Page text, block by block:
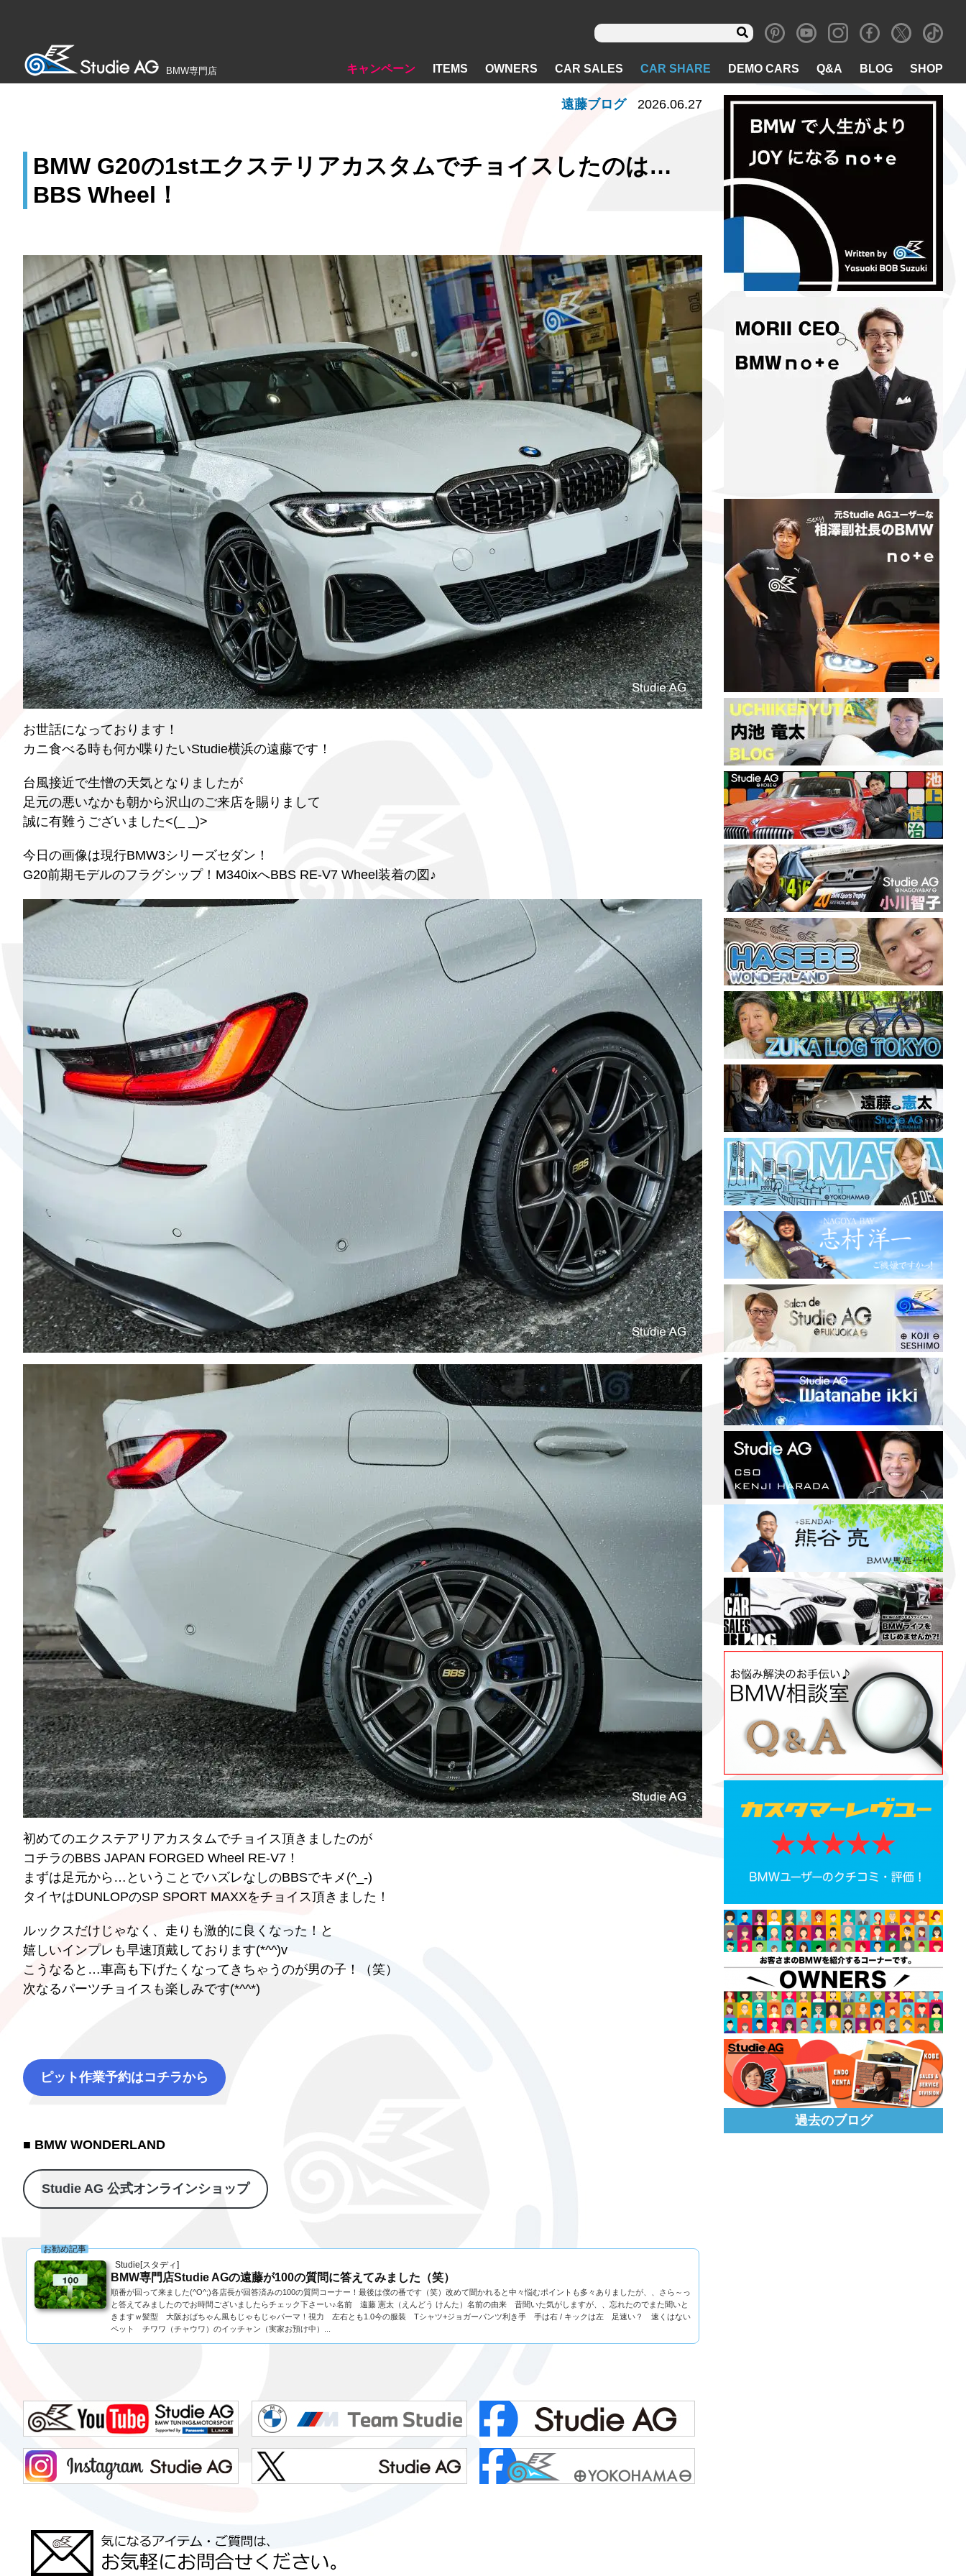
BMW専門店 キャンペーン ITEMS OWNERS CAR SALES CAR SHARE DEMO CARS Q&A BLOG SHOP
BMW G20の1stエクステリアカスタムでチョイスしたのは…
BBS Wheel！
遠藤ブログ 2026.06.27
お世話になっております！
カニ食べる時も何か喋りたいStudie横浜の遠藤です！
台風接近で生憎の天気となりましたが
足元の悪いなかも朝から沢山のご来店を賜りまして
誠に有難うございました<(_ _)>
今日の画像は現行BMW3シリーズセダン！
G20前期モデルのフラグシップ！M340ixへBBS RE-V7 Wheel装着の図♪
初めてのエクステアリアカスタムでチョイス頂きましたのが
コチラのBBS JAPAN FORGED Wheel RE-V7！
まずは足元から…ということでハズレなしのBBSでキメ(^_-)
タイヤはDUNLOPのSP SPORT MAXXをチョイス頂きました！
ルックスだけじゃなく、走りも激的に良くなった！と
嬉しいインプレも早速頂戴しております(*^^)v
こうなると…車高も下げたくなってきちゃうのが男の子！（笑）
次なるパーツチョイスも楽しみです(*^^*)
ピット作業予約はコチラから
■ BMW WONDERLAND
Studie AG 公式オンラインショップ
Studie[スタディ]
お勧め記事
BMW専門店Studie AGの遠藤が100の質問に答えてみました（笑）
順番が回って来ました(^O^;)各店長が回答済みの100の質問コーナー！最後は僕の番です（笑）改めて聞かれると中々悩むポイントも多々ありましたが、、さら～っ
と答えてみましたのでお時間ございましたらチェック下さーい♪名前 遠藤 憲太（えんどう けんた）名前の由来 昔聞いた気がしますが、、忘れたのでまた聞いと
きますｗ髪型 大阪おばちゃん風もじゃもじゃパーマ！視力 左右とも1.0今の服装 Tシャツ+ジョガーパンツ利き手 手は右 / キックは左 足速い？ 速くはない
ペット チワワ（チャウワ）のイッチャン（実家お預け中）...
過去のブログ